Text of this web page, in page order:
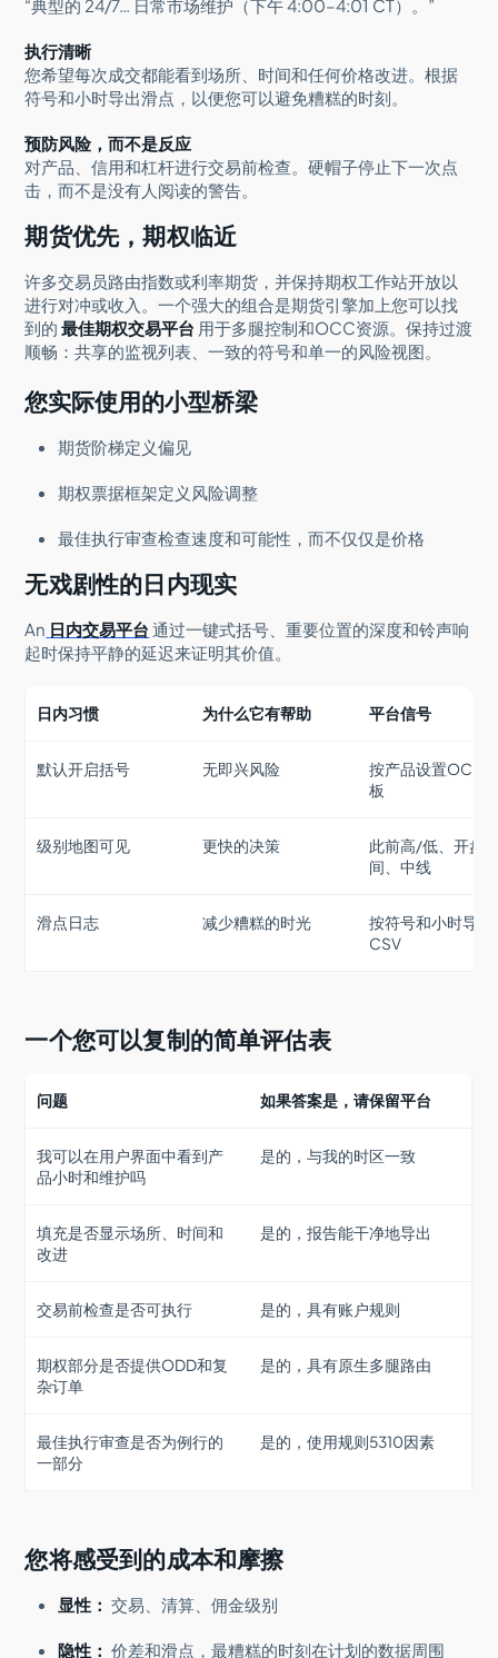
“典型的 24/7… 日常市场维护（下午 4:00–4:01 CT）。”
执行清晰
您希望每次成交都能看到场所、时间和任何价格改进。根据
符号和小时导出滑点，以便您可以避免糟糕的时刻。
预防风险，而不是反应
对产品、信用和杠杆进行交易前检查。硬帽子停止下一次点
击，而不是没有人阅读的警告。
期货优先，期权临近
许多交易员路由指数或利率期货，并保持期权工作站开放以
进行对冲或收入。一个强大的组合是期货引擎加上您可以找
到的最佳期权交易平台 用于多腿控制和OCC资源。保持过渡
顺畅：共享的监视列表、一致的符号和单一的风险视图。
您实际使用的小型桥梁
期货阶梯定义偏见
期权票据框架定义风险调整
最佳执行审查检查速度和可能性，而不仅仅是价格
无戏剧性的日内现实
An 日内交易平台 通过一键式括号、重要位置的深度和铃声响
起时保持平静的延迟来证明其价值。
日内习惯 为什么它有帮助 平台信号
默认开启括号 无即兴风险
按产品设置OCO
板
级别地图可见 更快的决策
此前高/低、开盘
间、中线
滑点日志 减少糟糕的时光
按符号和小时导出
CSV
一个您可以复制的简单评估表
问题 如果答案是，请保留平台
我可以在用户界面中看到产
品小时和维护吗
是的，与我的时区一致
填充是否显示场所、时间和
改进
是的，报告能干净地导出
交易前检查是否可执行 是的，具有账户规则
期权部分是否提供ODD和复
杂订单
是的，具有原生多腿路由
最佳执行审查是否为例行的
一部分
是的，使用规则5310因素
您将感受到的成本和摩擦
显性： 交易、清算、佣金级别
隐性： 价差和滑点，最糟糕的时刻在计划的数据周围